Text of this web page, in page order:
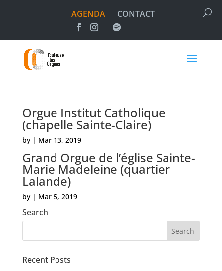
AGENDA CONTACT
Orgue Institut Catholique
(chapelle Sainte-Claire)
by | Mar 13, 2019
Grand Orgue de l’église Sainte-
Marie Madeleine (quartier
Lalande)
by | Mar 5, 2019
Search
Recent Posts